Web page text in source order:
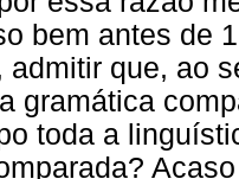
bem antes de
admitir que, ao
gramática
toda a